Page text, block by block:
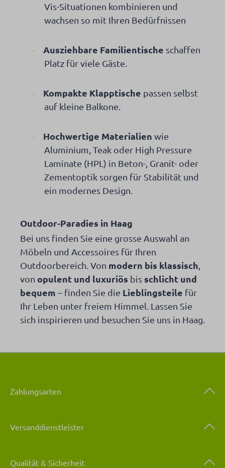
Vis-Situationen kombinieren und
wachsen so mit Ihren Bedürfnissen
· Ausziehbare Familientische schaffen
Platz für viele Gäste.
· Kompakte Klapptische passen selbst
auf kleine Balkone.
· Hochwertige Materialien wie
Aluminium, Teak oder High Pressure
Laminate (HPL) in Beton-, Granit- oder
Zementoptik sorgen für Stabilität und
ein modernes Design.
Outdoor-Paradies in Haag
Bei uns finden Sie eine grosse Auswahl an
Möbeln und Accessoires für Ihren
Outdoorbereich. Von modern bis klassisch
von opulent und luxuriös bis schlicht und
bequem – finden Sie die Lieblingsteile für
Ihr Leben unter freiem Himmel. Lassen Sie
sich inspirieren und besuchen Sie uns in Haag.
Zahlungsarten
Versanddienstleister
Qualität & Sicherheit